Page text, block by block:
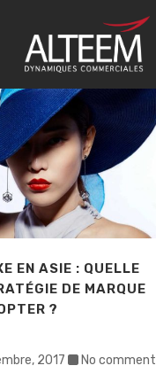
EN ASIE : QUELLE
DE MARQUE
?
2017 No comment